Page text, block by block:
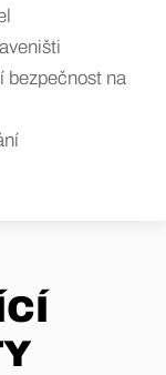
bezpečnost na